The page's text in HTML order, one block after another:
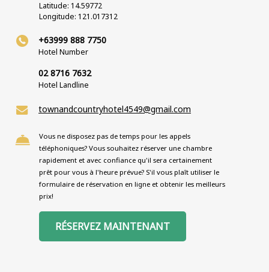
Latitude: 14.59772
Longitude: 121.017312
+63999 888 7750
Hotel Number
02 8716 7632
Hotel Landline
townandcountryhotel4549@gmail.com
Vous ne disposez pas de temps pour les appels
téléphoniques? Vous souhaitez réserver une chambre
rapidement et avec confiance qu'il sera certainement
prêt pour vous à l'heure prévue? S'il vous plaît utiliser le
formulaire de réservation en ligne et obtenir les meilleurs
prix!
RÉSERVEZ MAINTENANT